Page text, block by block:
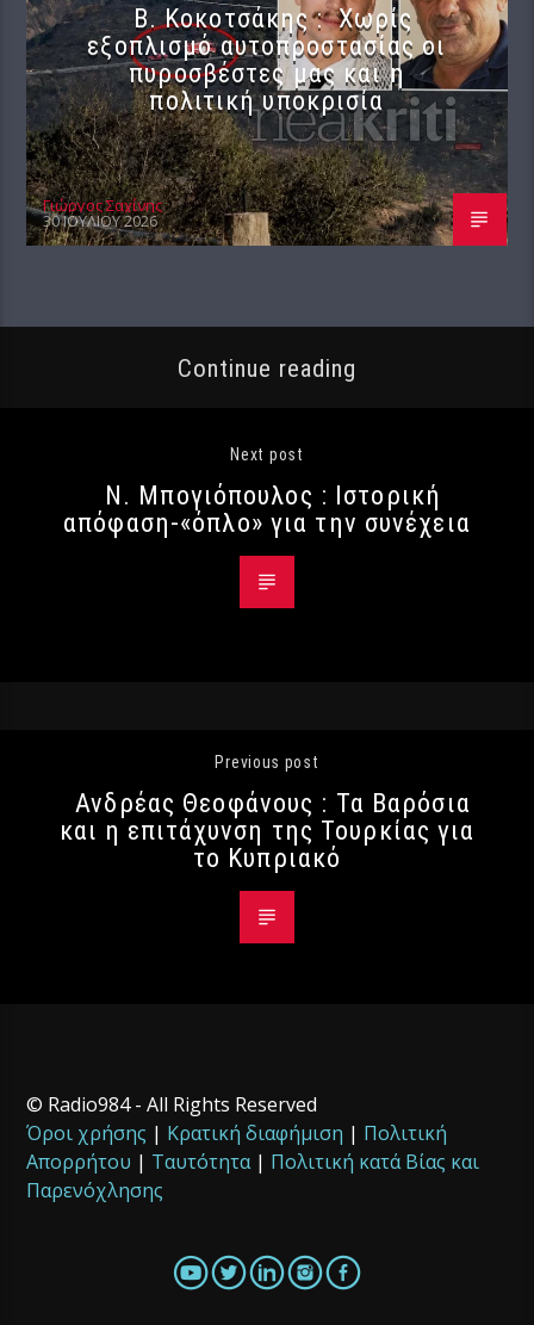
Β. Κοκοτσάκης : Χωρίς
εξοπλισμό αυτοπροστασίας οι
πυροσβέστες μας και η
πολιτική υποκρισία
Γιώργος Σαχίνης
30 ΙΟΥΛΊΟΥ 2026
Continue reading
Next post
Ν. Μπογιόπουλος : Ιστορική
απόφαση-«όπλο» για την συνέχεια
Previous post
Ανδρέας Θεοφάνους : Τα Βαρόσια
και η επιτάχυνση της Τουρκίας για
το Κυπριακό
© Radio984 - All Rights Reserved
Όροι χρήσης | Κρατική διαφήμιση | Πολιτική
Απορρήτου | Ταυτότητα| Πολιτική κατά Βίας και
Παρενόχλησης